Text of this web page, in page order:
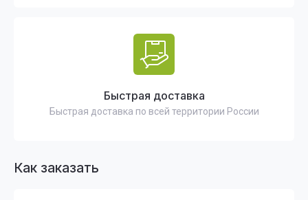
Быстрая доставка
Быстрая доставка по всей территории России
Как заказать